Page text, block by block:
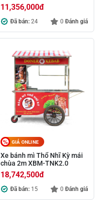
11,356,000đ
Đã bán: 24 0 Đánh giá
GIÁ ONLINE
Xe bánh mì Thổ Nhĩ Kỳ mái
chùa 2m XBM-TNK2.0
18,742,500đ
Đã bán: 15 0 Đánh giá